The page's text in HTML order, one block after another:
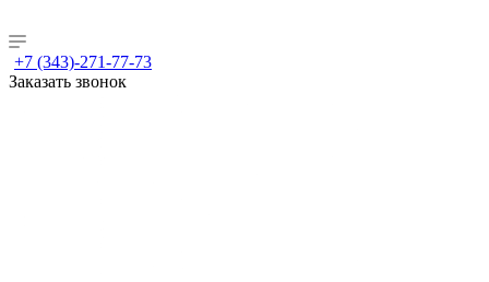
+7 (343)-271-77-73
Заказать звонок